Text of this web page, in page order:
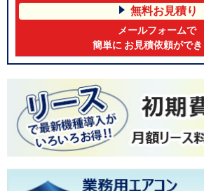
無料お見積り
メールフォームで
簡単に お見積依頼がで